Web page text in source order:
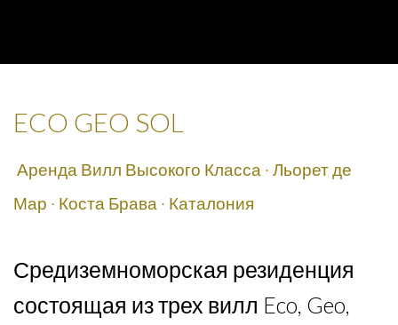
ECO GEO SOL
Аренда Вилл Высокого Класса · Льорет де
Мар · Коста Брава · Каталония
Средиземноморская резиденция
состоящая из трех вилл Eco, Geo,